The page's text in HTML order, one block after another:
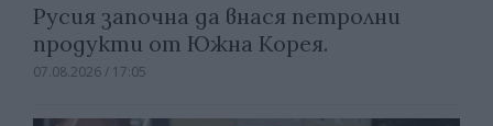
Русия започна да внася петролни
продукти от Южна Корея.
07.08.2026 / 17:05